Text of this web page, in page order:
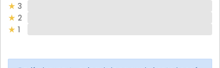
3
2
1